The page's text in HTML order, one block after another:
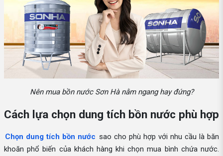
Nên mua bồn nước Sơn Hà nằm ngang hay đứng?
Cách lựa chọn dung tích bồn nước phù hợp
Chọn dung tích bồn nước sao cho phù hợp với nhu cầu là băn
khoăn phổ biến của khách hàng khi chọn mua bình chứa nước.